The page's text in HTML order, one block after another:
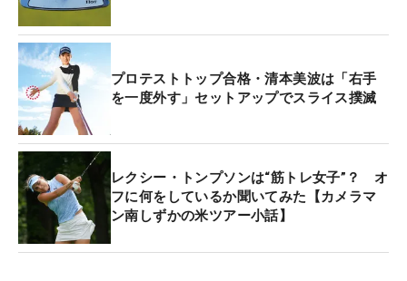
プロテストトップ合格・清本美波は「右手
を一度外す」セットアップでスライス撲滅
レクシー・トンプソンは“筋トレ女子”？ オ
フに何をしているか聞いてみた【カメラマ
ン南しずかの米ツアー小話】